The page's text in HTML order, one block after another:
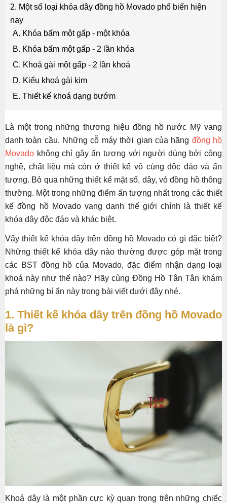
2. Một số loại khóa dây đồng hồ Movado phổ biến hiện
nay
A. Khóa bấm một gấp - một khóa
B. Khóa bấm một gấp - 2 lần khóa
C. Khoá gài một gấp - 2 lần khoá
D. Kiểu khoá gài kim
E. Thiết kế khoá dạng bướm
Là một trong những thương hiệu đồng hồ nước Mỹ vang
danh toàn cầu. Những cỗ máy thời gian của hãng đồng hồ
Movado không chỉ gây ấn tượng với người dùng bởi công
nghệ, chất liệu mà còn ở thiết kế vô cùng độc đáo và ấn
tượng. Bỏ qua những thiết kế mặt số, dây, vỏ đồng hồ thông
thường. Một trong những điểm ấn tượng nhất trong các thiết
kế đồng hồ Movado vang danh thế giới chính là thiết kế
khóa dây độc đáo và khác biệt.
Vậy thiết kế khóa dây trên đồng hồ Movado có gì đặc biệt?
Những thiết kế khóa dây nào thường được góp mặt trong
các BST đồng hồ của Movado, đặc điểm nhận dạng loại
khoá này như thế nào? Hãy cùng Đồng Hồ Tân Tân khám
phá những bí ẩn này trong bài viết dưới đây nhé.
1. Thiết kế khóa dây trên đồng hồ Movado
là gì?
Khoá dây là một phần cực kỳ quan trọng trên những chiếc